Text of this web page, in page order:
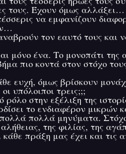
τους. Έχουν όμως
να εμφανίζουν
τον εαυτό τους και
μόνο ένα. Το μονοπάτι της
πιο κοντά στον στόχο
ευχή, όμως βρίσκουν
υπόλοιποι τρεις;;;
ρόλο στην εξέλιξη της
το ενδιαφέρον μικρών
πολλά μηνύματα.
της φιλίας, της
πράξη μας έχει και τις